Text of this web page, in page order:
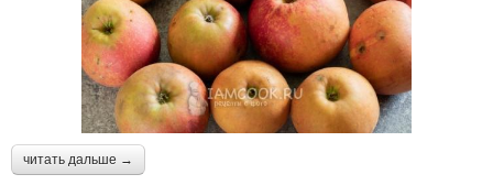
читать дальше →